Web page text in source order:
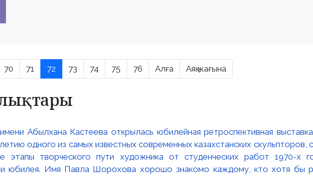
70 71 72 73 74 75 76 Алға Аяқ жағына